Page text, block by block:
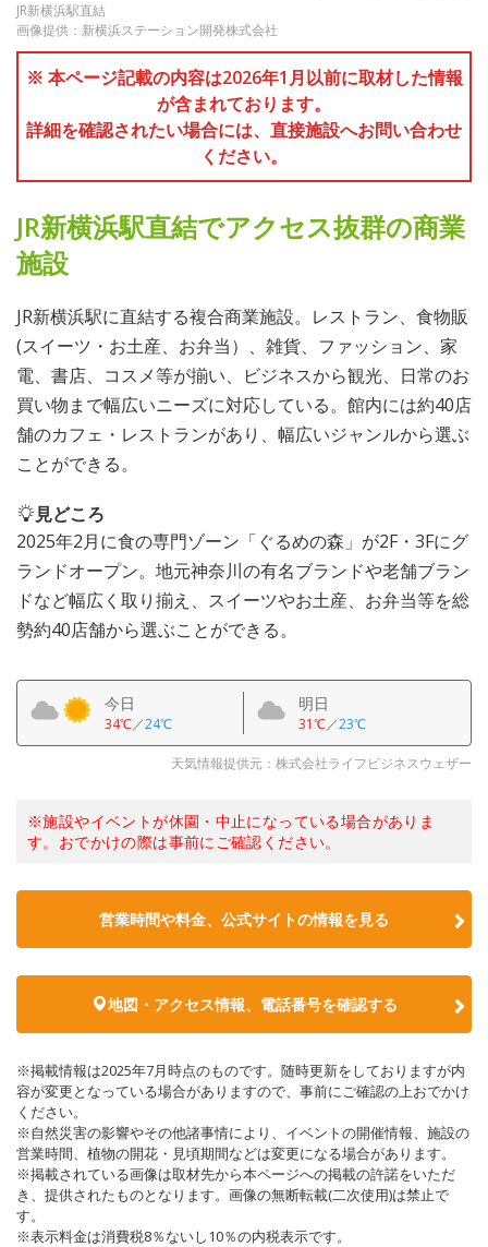
JR新横浜駅直結
画像提供：新横浜ステーション開発株式会社
※ 本ページ記載の内容は2026年1月以前に取材した情報
が含まれております。
詳細を確認されたい場合には、直接施設へお問い合わせ
ください。
JR新横浜駅直結でアクセス抜群の商業
施設
JR新横浜駅に直結する複合商業施設。レストラン、食物販
(スイーツ・お土産、お弁当）、雑貨、ファッション、家
電、書店、コスメ等が揃い、ビジネスから観光、日常のお
買い物まで幅広いニーズに対応している。館内には約40店
舗のカフェ・レストランがあり、幅広いジャンルから選ぶ
ことができる。
見どころ
2025年2月に食の専門ゾーン「ぐるめの森」が2F・3Fにグ
ランドオープン。地元神奈川の有名ブランドや老舗ブラン
ドなど幅広く取り揃え、スイーツやお土産、お弁当等を総
勢約40店舗から選ぶことができる。
今日
34℃／24℃
明日
31℃／23℃
天気情報提供元：株式会社ライフビジネスウェザー
※施設やイベントが休園・中止になっている場合がありま
す。おでかけの際は事前にご確認ください。
営業時間や料金、公式サイトの情報を見る
地図・アクセス情報、電話番号を確認する
※掲載情報は2025年7月時点のものです。随時更新をしておりますが内
容が変更となっている場合がありますので、事前にご確認の上おでかけ
ください。
※自然災害の影響やその他諸事情により、イベントの開催情報、施設の
営業時間、植物の開花・見頃期間などは変更になる場合があります。
※掲載されている画像は取材先から本ページへの掲載の許諾をいただ
き、提供されたものとなります。画像の無断転載(二次使用)は禁止で
す。
※表示料金は消費税8％ないし10％の内税表示です。